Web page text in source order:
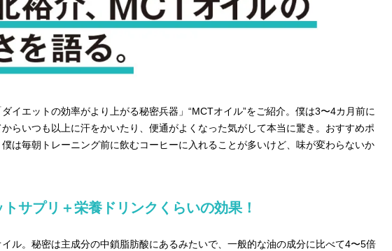
イエットの効率がより上がる秘密兵器」“MCTオイル”をご紹介。僕は3〜4カ月前に
らいつも以上に汗をかいたり、便通がよくなった気がして本当に驚き。おすすめポ
は毎朝トレーニング前に飲むコーヒーに入れることが多いけど、味が変わらないか
トサプリ＋栄養ドリンクくらいの効果！
ル。秘密は主成分の中鎖脂肪酸にあるみたいで、一般的な油の成分に比べて4〜5倍
着いた…J-BOY三上龍の手放せな
い“オールインワン”アイテム〈ビ
品〉
斗くんが可愛く見えたんです